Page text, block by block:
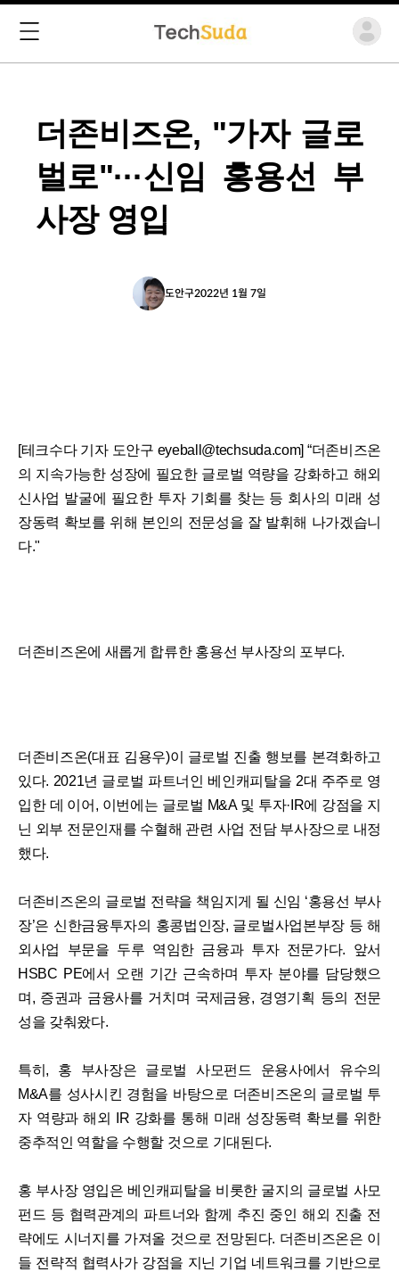
더존비즈온, "가자 글로
벌로"···신임 홍용선 부
사장 영입
도안구2022년 1월 7일
[테크수다 기자 도안구 eyeball@techsuda.com] “더존비즈온
의 지속가능한 성장에 필요한 글로벌 역량을 강화하고 해외
신사업 발굴에 필요한 투자 기회를 찾는 등 회사의 미래 성
장동력 확보를 위해 본인의 전문성을 잘 발휘해 나가겠습니
다."
더존비즈온에 새롭게 합류한 홍용선 부사장의 포부다.
더존비즈온(대표 김용우)이 글로벌 진출 행보를 본격화하고
있다. 2021년 글로벌 파트너인 베인캐피탈을 2대 주주로 영
입한 데 이어, 이번에는 글로벌 M&A 및 투자·IR에 강점을 지
닌 외부 전문인재를 수혈해 관련 사업 전담 부사장으로 내정
했다.
더존비즈온의 글로벌 전략을 책임지게 될 신임 ‘홍용선 부사
장’은 신한금융투자의 홍콩법인장, 글로벌사업본부장 등 해
외사업 부문을 두루 역임한 금융과 투자 전문가다. 앞서
HSBC PE에서 오랜 기간 근속하며 투자 분야를 담당했으
며, 증권과 금융사를 거치며 국제금융, 경영기획 등의 전문
성을 갖춰왔다.
특히, 홍 부사장은 글로벌 사모펀드 운용사에서 유수의
M&A를 성사시킨 경험을 바탕으로 더존비즈온의 글로벌 투
자 역량과 해외 IR 강화를 통해 미래 성장동력 확보를 위한
중추적인 역할을 수행할 것으로 기대된다.
홍 부사장 영입은 베인캐피탈을 비롯한 굴지의 글로벌 사모
펀드 등 협력관계의 파트너와 함께 추진 중인 해외 진출 전
략에도 시너지를 가져올 것으로 전망된다. 더존비즈온은 이
들 전략적 협력사가 강점을 지닌 기업 네트워크를 기반으로